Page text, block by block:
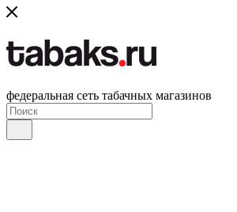
федеральная сеть табачных магазинов